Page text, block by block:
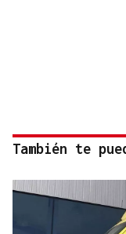
También te